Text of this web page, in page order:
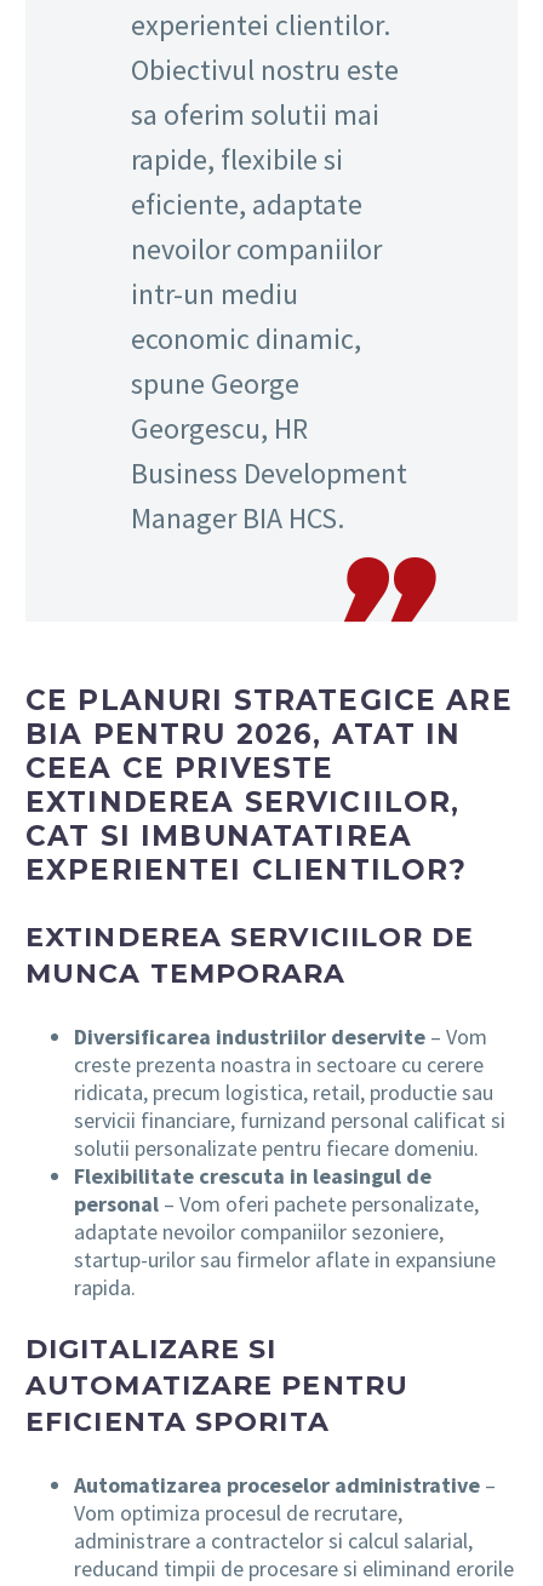
experientei clientilor.
Obiectivul nostru este
sa oferim solutii mai
rapide, flexibile si
eficiente, adaptate
nevoilor companiilor
intr-un mediu
economic dinamic,
spune George
Georgescu, HR
Business Development
Manager BIA HCS.
CE PLANURI STRATEGICE ARE
BIA PENTRU 2026, ATAT IN
CEEA CE PRIVESTE
EXTINDEREA SERVICIILOR,
CAT SI IMBUNATATIREA
EXPERIENTEI CLIENTILOR?
EXTINDEREA SERVICIILOR DE
MUNCA TEMPORARA
Diversificarea industriilor deservite – Vom
creste prezenta noastra in sectoare cu cerere
ridicata, precum logistica, retail, productie sau
servicii financiare, furnizand personal calificat si
solutii personalizate pentru fiecare domeniu.
Flexibilitate crescuta in leasingul de
personal – Vom oferi pachete personalizate,
adaptate nevoilor companiilor sezoniere,
startup-urilor sau firmelor aflate in expansiune
rapida.
DIGITALIZARE SI
AUTOMATIZARE PENTRU
EFICIENTA SPORITA
Automatizarea proceselor administrative –
Vom optimiza procesul de recrutare,
administrare a contractelor si calcul salarial,
reducand timpii de procesare si eliminand erorile